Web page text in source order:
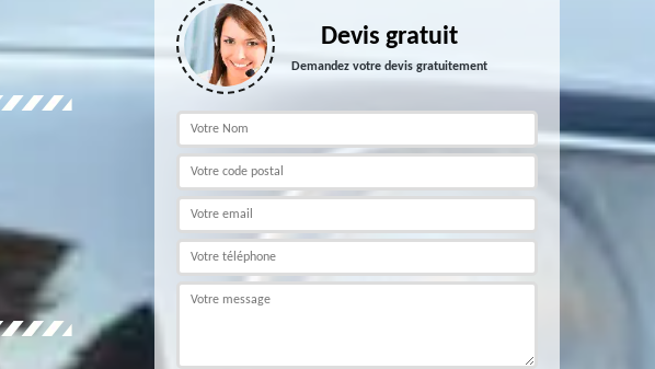
Devis gratuit
Demandez votre devis gratuitement